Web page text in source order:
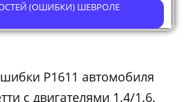
(ОШИБКИ) ШЕВРОЛЕ
P1611 автомобиля
с двигателями 1.4/1.6.